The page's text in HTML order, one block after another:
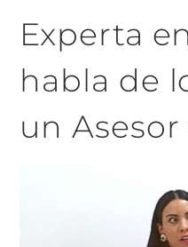
Experta
habla de
un